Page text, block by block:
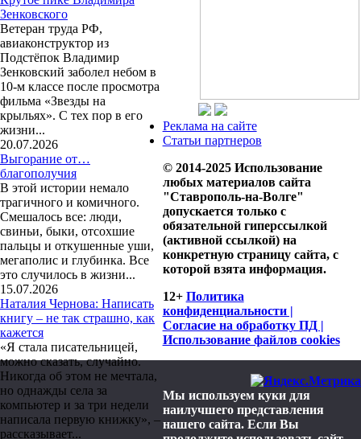
Зенковского
Ветеран труда РФ,
авиаконструктор из
Подстёпок Владимир
Зенковский заболел небом в
10-м классе после просмотра
фильма «Звезды на
крыльях». С тех пор в его
жизни...
20.07.2026
Выгорание от…
благополучия
В этой истории немало
трагичного и комичного.
Смешалось все: люди,
свиньи, быки, отсохшие
пальцы и откушенные уши,
мегаполис и глубинка. Все
это случилось в жизни...
15.07.2026
Наталия Чернова: Написать
книгу – не так страшно, как
кажется
«Я стала писательницей,
можно сказать, случайно.
Никогда об этом не мечтала,
но однажды села за
компьютер и за три недели
написала первую книжку», –
рассказывает...
Реклама на сайте
Статьи партнеров
© 2014-2025 Использование
любых материалов сайта
"Ставрополь-на-Волге"
допускается только с
обязательной гиперссылкой
(активной ссылкой) на
конкретную страницу сайта, с
которой взята информация.
12+ Политика
конфиденциальности |
Согласие на обработку ПД |
Использование файлов cookies
Мы используем куки для
наилучшего представления
нашего сайта. Если Вы